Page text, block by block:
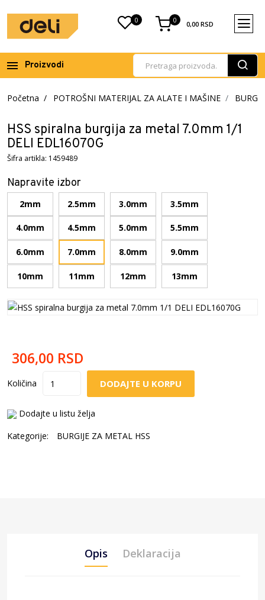
Proizvodi
0 0,00 RSD
0
Početna POTROŠNI MATERIJAL ZA ALATE I MAŠINE
HSS spiralna burgija za metal 7.0mm 1/1
DELI EDL16070G
Šifra artikla: 1459489
Napravite izbor
2mm 2.5mm 3.0mm 3.5mm
4.0mm 4.5mm 5.0mm 5.5mm
6.0mm 7.0mm 8.0mm 9.0mm
10mm 11mm 12mm 13mm
306,00 RSD
Količina DODAJTE U KORPU
Dodajte u listu želja
Kategorije:
BURGIJE ZA METAL HSS
Opis Deklaracija